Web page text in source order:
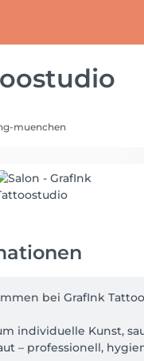
muenchen
bei GrafInk
individuelle Kunst,
– professionell,